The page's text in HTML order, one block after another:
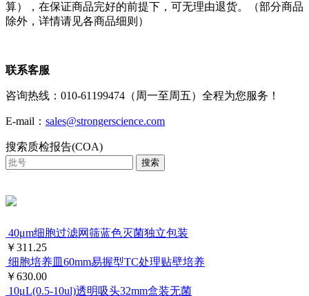
算），在保证商品完好的前提下，可无理由退货。（部分商品
除外，详情请见各商品细则）
联系客服
咨询热线：010-61199474（周一至周五）全程为您服务！
E-mail： sales@strongerscience.com
搜索质检报告(COA)
搜索
40μm细胞过滤网筛蓝色灭菌独立包装
￥311.25
细胞培养皿60mm易握型TC处理贴壁培养
￥630.00
10μL(0.5-10ul)透明吸头32mm盒装无菌